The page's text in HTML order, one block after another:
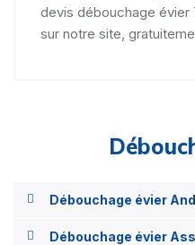
devis débouchage évier
sur notre site,
Débouchage évier
Débouchage évier